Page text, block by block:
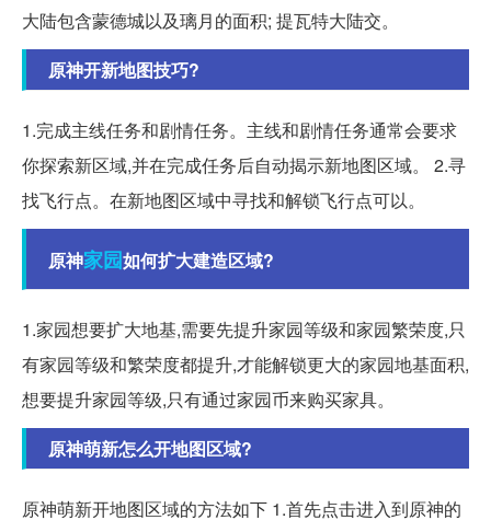
大陆包含蒙德城以及璃月的面积; 提瓦特大陆交。
原神开新地图技巧?
1.完成主线任务和剧情任务。主线和剧情任务通常会要求
你探索新区域,并在完成任务后自动揭示新地图区域。 2.寻
找飞行点。在新地图区域中寻找和解锁飞行点可以。
原神家园如何扩大建造区域?
1.家园想要扩大地基,需要先提升家园等级和家园繁荣度,只
有家园等级和繁荣度都提升,才能解锁更大的家园地基面积,
想要提升家园等级,只有通过家园币来购买家具。
原神萌新怎么开地图区域?
原神萌新开地图区域的方法如下 1.首先点击进入到原神的